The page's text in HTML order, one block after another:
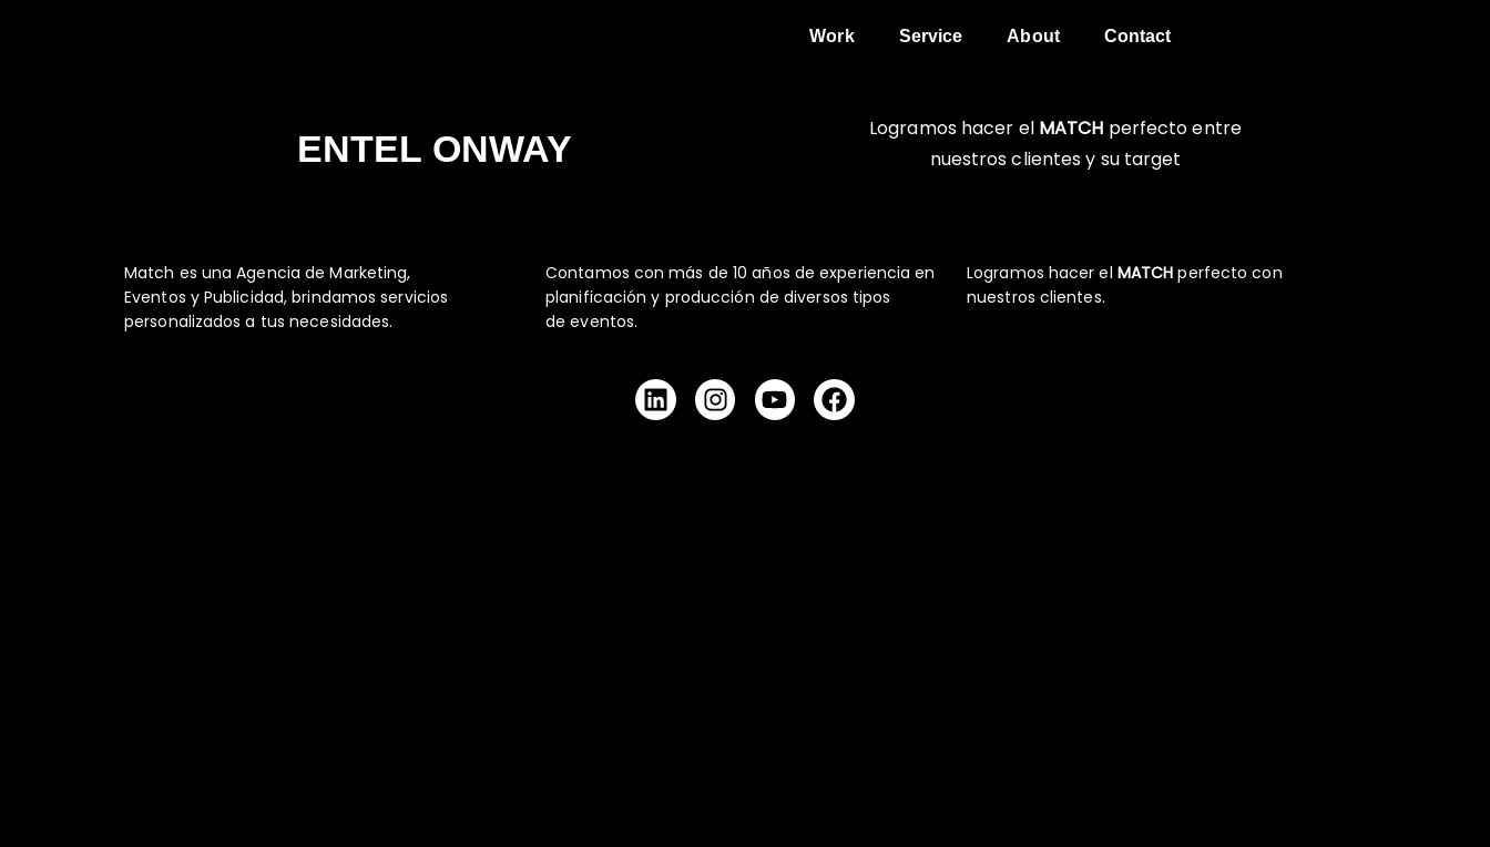
Work Service About Contact
ENTEL ONWAY Logramos hacer el MATCH perfecto entre
nuestros clientes y su target
Match es una Agencia de Marketing,
Eventos y Publicidad, brindamos servicios
personalizados a tus necesidades.
Contamos con más de 10 años de experiencia en
planificación y producción de diversos tipos
de eventos.
Logramos hacer el MATCH perfecto con
nuestros clientes.